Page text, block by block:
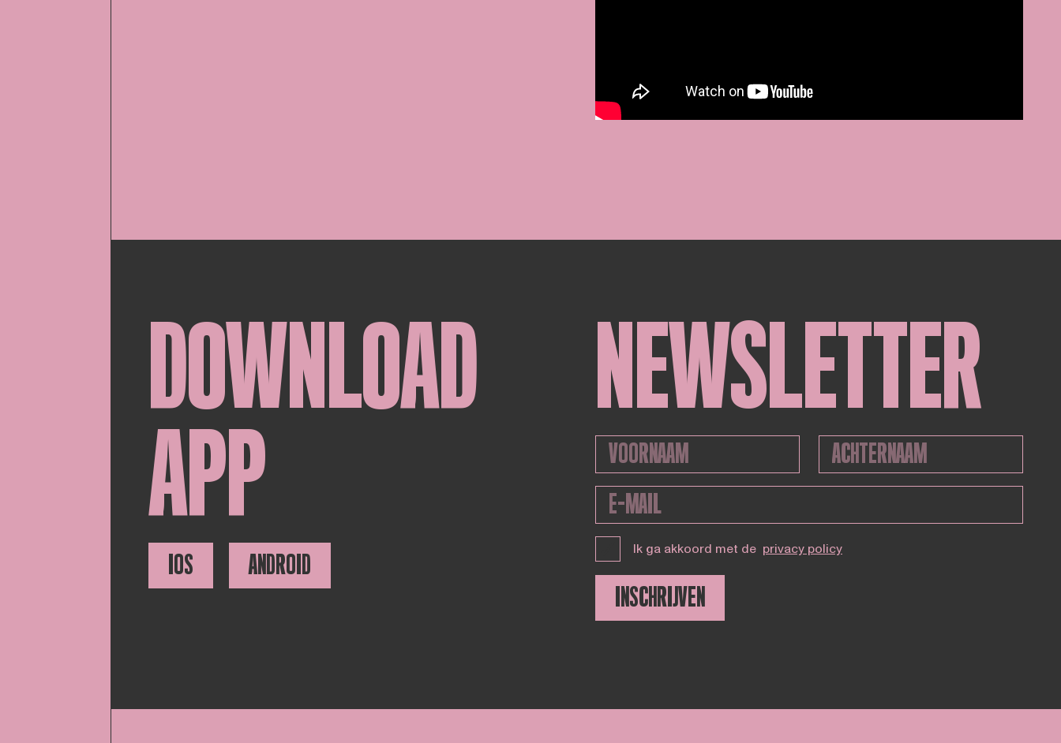
DOWNLOAD
APP
IOS ANDROID
NEWSLETTER
Ik ga akkoord met de privacy policy
INSCHRIJVEN